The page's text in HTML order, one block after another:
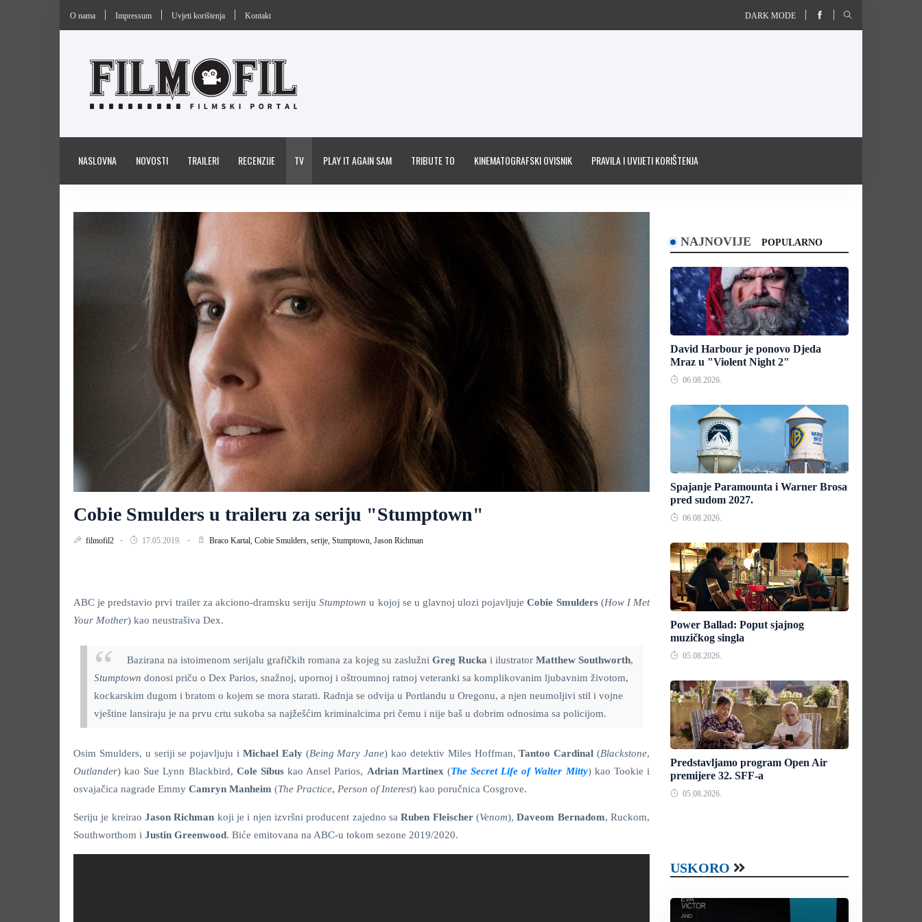
O nama Impressum Uvjeti korištenja Kontakt DARK MODE
NASLOVNA NOVOSTI TRAILERI RECENZIJE TV PLAY IT AGAIN SAM TRIBUTE TO KINEMATOGRAFSKI OVISNIK PRAVILA I UVIJETI KORIŠTENJA
Cobie Smulders u traileru za seriju "Stumptown"
filmofil2 17.05.2019. Braco Kartal, Cobie Smulders, serije, Stumptown, Jason Richman
ABC je predstavio prvi trailer za akciono-dramsku serijuStumptown u kojoj se u glavnoj ulozi pojavljujeCobie Smulders(How I Met
Your Mother) kao neustrašiva Dex.
Bazirana na istoimenom serijalu grafičkih romana za kojeg su zaslužni Greg Rucka i ilustrator Matthew Southworth,
Stumptown donosi priču o Dex Parios, snažnoj, upornoj i oštroumnoj ratnoj veteranki sa komplikovanim ljubavnim životom,
kockarskim dugom i bratom o kojem se mora starati. Radnja se odvija u Portlandu u Oregonu, a njen neumoljivi stil i vojne
vještine lansiraju je na prvu crtu sukoba sa najžešćim kriminalcima pri čemu i nije baš u dobrim odnosima sa policijom.
Osim Smulders, u seriji se pojavljuju i Michael Ealy(Being Mary Jane) kao detektiv Miles Hoffman, Tantoo Cardinal (Blackstone,
Outlander) kao Sue Lynn Blackbird, Cole Sibuskao Ansel Parios, Adrian Martinex (The Secret Life of Walter Mitty) kao Tookie i
osvajačica nagrade Emmy Camryn Manheim (The Practice, Person of Interest) kao poručnica Cosgrove.
Seriju je kreirao Jason Richman koji je i njen izvršni producent zajedno saRuben Fleischer(Venom),Daveom Bernadom, Ruckom,
Southworthom i Justin Greenwood. Biće emitovana na ABC-u tokom sezone 2019/2020.
NAJNOVIJE POPULARNO
David Harbour je ponovo Djeda
Mraz u "Violent Night 2"
06.08.2026.
Spajanje Paramounta i Warner Brosa
pred sudom 2027.
06.08.2026.
Power Ballad: Poput sjajnog
muzičkog singla
05.08.2026.
Predstavljamo program Open Air
premijere 32. SFF-a
05.08.2026.
USKORO